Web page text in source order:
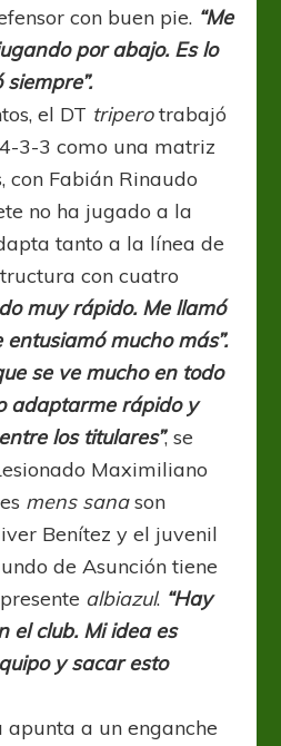
con buen pie. “Me
por abajo. Es lo
el DT triperotrabajó
3-3 como una matriz
con Fabián Rinaudo
no ha jugado a la
tanto a la línea de
con cuatro
muy rápido. Me llamó
mucho más”.
se ve mucho en todo
adaptarme rápido y
los titulares”, se
Maximiliano
mens sanason
Benítez y el juvenil
de Asunción tiene
albiazul. “Hay
el club. Mi idea es
y sacar esto
a un enganche